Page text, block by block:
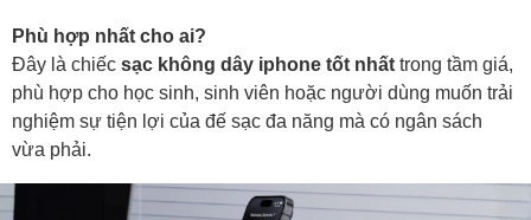
Phù hợp nhất cho ai?
Đây là chiếc sạc không dây iphone tốt nhất trong tầm giá,
phù hợp cho học sinh, sinh viên hoặc người dùng muốn trải
nghiệm sự tiện lợi của đế sạc đa năng mà có ngân sách
vừa phải.